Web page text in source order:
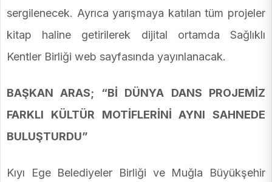
sergilenecek. Ayrıca yarışmaya katılan tüm projeler
kitap haline getirilerek dijital ortamda Sağlıklı
Kentler Birliği web sayfasında yayınlanacak.
BAŞKAN ARAS; “Bİ DÜNYA DANS PROJEMİZ
FARKLI KÜLTÜR MOTİFLERİNİ AYNI SAHNEDE
BULUŞTURDU”
Kıyı Ege Belediyeler Birliği ve Muğla Büyükşehir